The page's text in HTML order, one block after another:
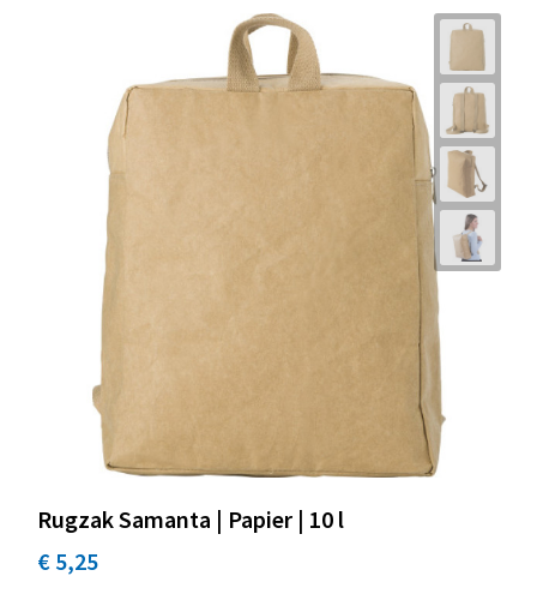
Rugzak Samanta | Papier | 10 l
€ 5,25